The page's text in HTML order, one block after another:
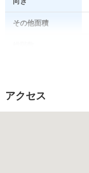
その他面積
販売価格
アクセス